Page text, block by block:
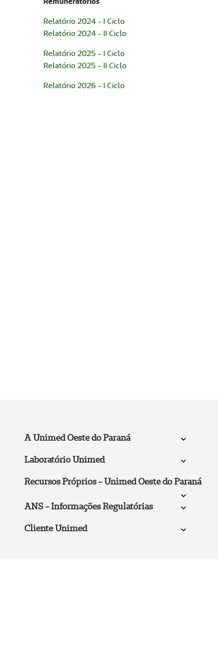
Relatório 2024 - I Ciclo
Relatório 2024 - II Ciclo
Relatório 2025 - I Ciclo
Relatório 2025 - II Ciclo
Relatório 2026 - I Ciclo
A Unimed Oeste do Paraná
Laboratório Unimed
Recursos Próprios - Unimed Oeste do Paraná
ANS - Informações Regulatórias
Cliente Unimed